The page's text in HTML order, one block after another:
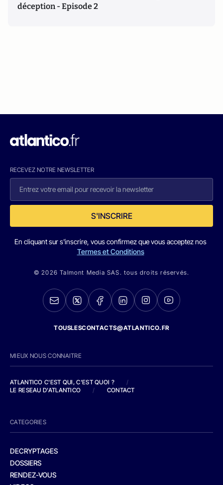
déception - Episode 2
RECEVEZ NOTRE NEWSLETTER
S'INSCRIRE
En cliquant sur s'inscrire, vous confirmez que vous acceptez nos
Termes et Conditions
© 2026 Talmont Media SAS. tous droits réservés.
TOUSLESCONTACTS@ATLANTICO.FR
MIEUX NOUS CONNAITRE
ATLANTICO C'EST QUI, C'EST QUOI ?
/
LE RESEAU D'ATLANTICO
/ CONTACT
CATEGORIES
DECRYPTAGES
DOSSIERS
RENDEZ-VOUS